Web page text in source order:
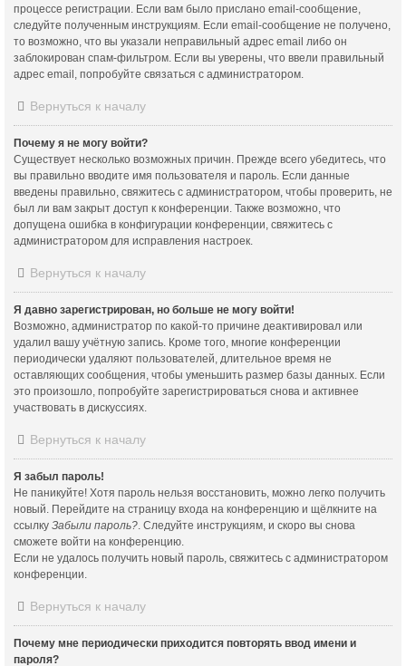
процессе регистрации. Если вам было прислано email-сообщение,
следуйте полученным инструкциям. Если email-сообщение не получено,
то возможно, что вы указали неправильный адрес email либо он
заблокирован спам-фильтром. Если вы уверены, что ввели правильный
адрес email, попробуйте связаться с администратором.
Вернуться к началу
Почему я не могу войти?
Существует несколько возможных причин. Прежде всего убедитесь, что
вы правильно вводите имя пользователя и пароль. Если данные
введены правильно, свяжитесь с администратором, чтобы проверить, не
был ли вам закрыт доступ к конференции. Также возможно, что
допущена ошибка в конфигурации конференции, свяжитесь с
администратором для исправления настроек.
Вернуться к началу
Я давно зарегистрирован, но больше не могу войти!
Возможно, администратор по какой-то причине деактивировал или
удалил вашу учётную запись. Кроме того, многие конференции
периодически удаляют пользователей, длительное время не
оставляющих сообщения, чтобы уменьшить размер базы данных. Если
это произошло, попробуйте зарегистрироваться снова и активнее
участвовать в дискуссиях.
Вернуться к началу
Я забыл пароль!
Не паникуйте! Хотя пароль нельзя восстановить, можно легко получить
новый. Перейдите на страницу входа на конференцию и щёлкните на
ссылку Забыли пароль? . Следуйте инструкциям, и скоро вы снова
сможете войти на конференцию.
Если не удалось получить новый пароль, свяжитесь с администратором
конференции.
Вернуться к началу
Почему мне периодически приходится повторять ввод имени и
пароля?